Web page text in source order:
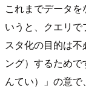
これまでデータ
いうと、クエリ
スタ化の目的は
ング）するため
んてい）」の意